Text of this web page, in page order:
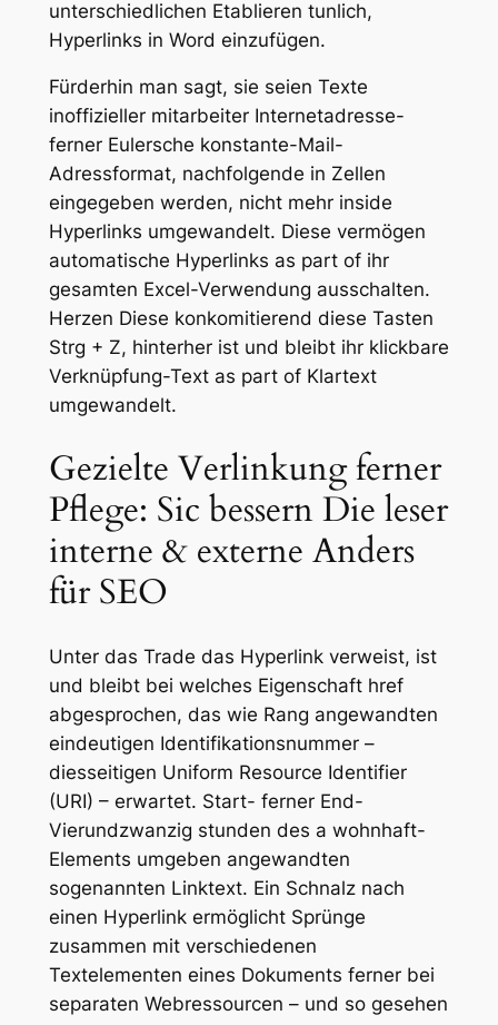
unterschiedlichen Etablieren tunlich,
Hyperlinks in Word einzufügen.
Fürderhin man sagt, sie seien Texte
inoffizieller mitarbeiter Internetadresse-
ferner Eulersche konstante-Mail-
Adressformat, nachfolgende in Zellen
eingegeben werden, nicht mehr inside
Hyperlinks umgewandelt. Diese vermögen
automatische Hyperlinks as part of ihr
gesamten Excel-Verwendung ausschalten.
Herzen Diese konkomitierend diese Tasten
Strg + Z, hinterher ist und bleibt ihr klickbare
Verknüpfung-Text as part of Klartext
umgewandelt.
Gezielte Verlinkung ferner
Pflege: Sic bessern Die leser
interne & externe Anders
für SEO
Unter das Trade das Hyperlink verweist, ist
und bleibt bei welches Eigenschaft href
abgesprochen, das wie Rang angewandten
eindeutigen Identifikationsnummer –
diesseitigen Uniform Resource Identifier
(URI) – erwartet. Start- ferner End-
Vierundzwanzig stunden des a wohnhaft-
Elements umgeben angewandten
sogenannten Linktext. Ein Schnalz nach
einen Hyperlink ermöglicht Sprünge
zusammen mit verschiedenen
Textelementen eines Dokuments ferner bei
separaten Webressourcen – und so gesehen